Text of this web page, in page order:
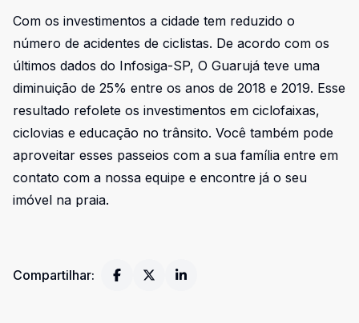
Com os investimentos a cidade tem reduzido o
número de acidentes de ciclistas. De acordo com os
últimos dados do Infosiga-SP, O Guarujá teve uma
diminuição de 25% entre os anos de 2018 e 2019. Esse
resultado refolete os investimentos em ciclofaixas,
ciclovias e educação no trânsito. Você também pode
aproveitar esses passeios com a sua família entre em
contato com a nossa equipe e encontre já o seu
imóvel na praia.
Compartilhar: